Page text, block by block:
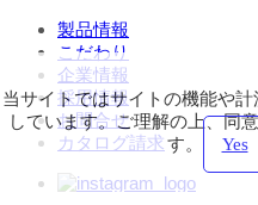
製品情報
こだわり
企業情報
採用情報
お問合せ
カタログ請求
当サイトではサイトの機能や
しています。ご理解の上、同
す。
Yes